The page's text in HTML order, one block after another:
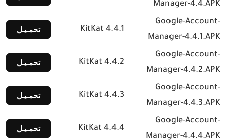
Manager-4.4.APK
Google-Account-
Manager-4.4.1.APK
KitKat 4.4.1 تحمـيـل
Google-Account-
Manager-4.4.2.APK
KitKat 4.4.2 تحمـيـل
Google-Account-
Manager-4.4.3.APK
KitKat 4.4.3 تحمـيـل
Google-Account-
Manager-4.4.4.APK
KitKat 4.4.4 تحمـيـل